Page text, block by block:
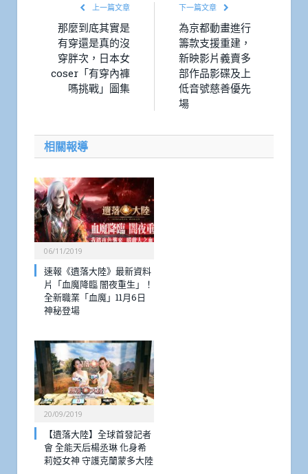
上一篇文章
那麼到底其實是
有穿還是真的沒
穿胖次，日本女
coser「有穿內褲
嗎挑戰」圖集
下一篇文章
為京都動畫進行
籌款支援重建，
新映影片義賣多
部作品影碟及上
低音號慈善優先
場
相關報導
06/11/2019
速報《遺落大陸》最新資料
片「血魔降臨 闇夜重生」！
全新職業「血魔」11月6日
神秘登場
20/09/2019
【遺落大陸】全球首發記者
會 全能天后楊丞琳 化身希
莉婭女神 守護克蘭蒙多大陸